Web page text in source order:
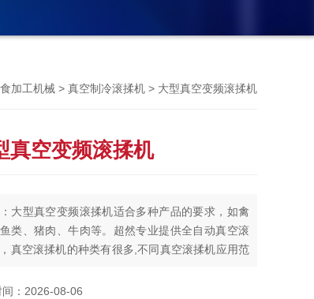
加工机械 > 真空制冷滚揉机 > 大型真空变频滚揉机
真空变频滚揉机
大型真空变频滚揉机适合多种产品的要求，如禽
类、猪肉、牛肉等。超然专业提供全自动真空滚
真空滚揉机的种类有很多,不同真空滚揉机应用范
间：2026-08-06